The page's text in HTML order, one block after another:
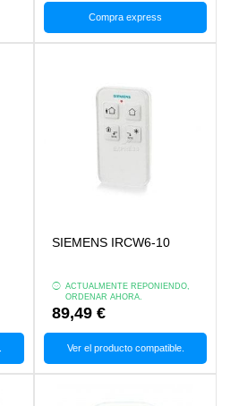
Compra express
SIEMENS IRCW6-10
ACTUALMENTE REPONIENDO,
ORDENAR AHORA.
89,49 €
Ver el producto compatible.